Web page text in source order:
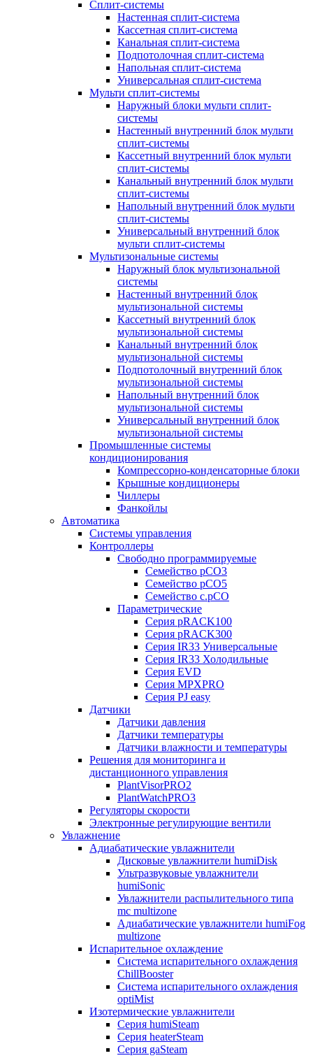
Сплит-системы
Настенная сплит-система
Кассетная сплит-система
Канальная сплит-система
Подпотолочная сплит-система
Напольная сплит-система
Универсальная сплит-система
Мульти сплит-системы
Наружный блоки мульти сплит-
системы
Настенный внутренний блок мульти
сплит-системы
Кассетный внутренний блок мульти
сплит-системы
Канальный внутренний блок мульти
сплит-системы
Напольный внутренний блок мульти
сплит-системы
Универсальный внутренний блок
мульти сплит-системы
Мультизональные системы
Наружный блок мультизональной
системы
Настенный внутренний блок
мультизональной системы
Кассетный внутренний блок
мультизональной системы
Канальный внутренний блок
мультизональной системы
Подпотолочный внутренний блок
мультизональной системы
Напольный внутренний блок
мультизональной системы
Универсальный внутренний блок
мультизональной системы
Промышленные системы
кондиционирования
Компрессорно-конденсаторные блоки
Крышные кондиционеры
Чиллеры
Фанкойлы
Автоматика
Системы управления
Контроллеры
Свободно программируемые
Семейство pCO3
Семейство pCO5
Семейство c.pCO
Параметрические
Серия pRACK100
Серия pRACK300
Серия IR33 Универсальные
Серия IR33 Холодильные
Серия EVD
Серия MPXPRO
Серия PJ easy
Датчики
Датчики давления
Датчики температуры
Датчики влажности и температуры
Решения для мониторинга и
дистанционного управления
PlantVisorPRO2
PlantWatchPRO3
Регуляторы скорости
Электронные регулирующие вентили
Увлажнение
Адиабатические увлажнители
Дисковые увлажнители humiDisk
Ультразвуковые увлажнители
humiSonic
Увлажнители распылительного типа
mc multizone
Адиабатические увлажнители humiFog
multizone
Испарительное охлаждение
Система испарительного охлаждения
ChillBooster
Система испарительного охлаждения
optiMist
Изотермические увлажнители
Серия humiSteam
Серия heaterSteam
Серия gaSteam